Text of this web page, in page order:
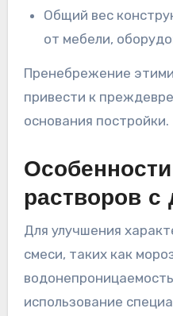
Общий вес
от мебели,
Пренебрежение
привести к
основания постройки.
растворов с
Для улучшения
смеси, таких как
использование